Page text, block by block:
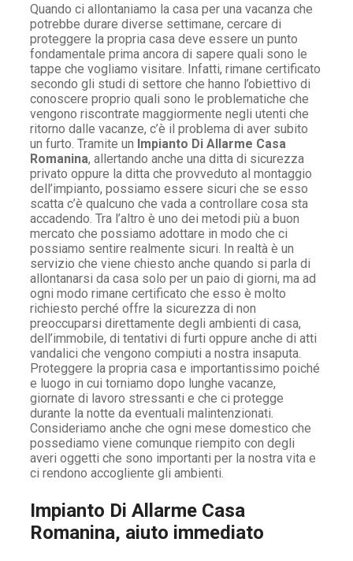
Quando ci allontaniamo la casa per una vacanza che
potrebbe durare diverse settimane, cercare di
proteggere la propria casa deve essere un punto
fondamentale prima ancora di sapere quali sono le
tappe che vogliamo visitare. Infatti, rimane certificato
secondo gli studi di settore che hanno l’obiettivo di
conoscere proprio quali sono le problematiche che
vengono riscontrate maggiormente negli utenti che
ritorno dalle vacanze, c’è il problema di aver subito
un furto. Tramite un Impianto Di Allarme Casa
Romanina, allertando anche una ditta di sicurezza
privato oppure la ditta che provveduto al montaggio
dell’impianto, possiamo essere sicuri che se esso
scatta c’è qualcuno che vada a controllare cosa sta
accadendo. Tra l’altro è uno dei metodi più a buon
mercato che possiamo adottare in modo che ci
possiamo sentire realmente sicuri. In realtà è un
servizio che viene chiesto anche quando si parla di
allontanarsi da casa solo per un paio di giorni, ma ad
ogni modo rimane certificato che esso è molto
richiesto perché offre la sicurezza di non
preoccuparsi direttamente degli ambienti di casa,
dell’immobile, di tentativi di furti oppure anche di atti
vandalici che vengono compiuti a nostra insaputa.
Proteggere la propria casa e importantissimo poiché
e luogo in cui torniamo dopo lunghe vacanze,
giornate di lavoro stressanti e che ci protegge
durante la notte da eventuali malintenzionati.
Consideriamo anche che ogni mese domestico che
possediamo viene comunque riempito con degli
averi oggetti che sono importanti per la nostra vita e
ci rendono accogliente gli ambienti.
Impianto Di Allarme Casa
Romanina, aiuto immediato